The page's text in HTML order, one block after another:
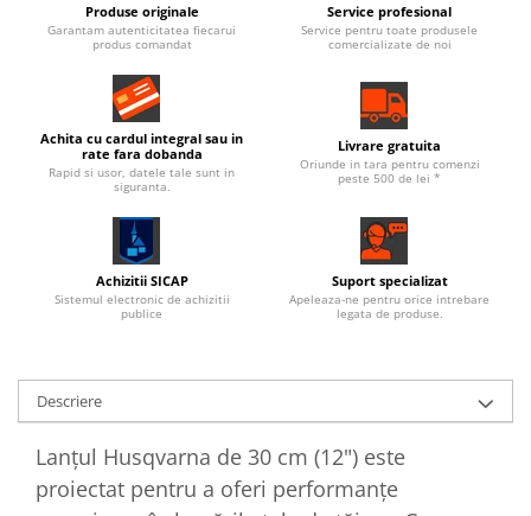
Produse originale
Garantam autenticitatea fiecarui
produs comandat
Service profesional
Service pentru toate produsele
comercializate de noi
Achita cu cardul integral sau in
rate fara dobanda
Rapid si usor, datele tale sunt in
siguranta.
Livrare gratuita
Oriunde in tara pentru comenzi
peste 500 de lei *
Achizitii SICAP
Sistemul electronic de achizitii
publice
Suport specializat
Apeleaza-ne pentru orice intrebare
legata de produse.
Descriere
Lanțul Husqvarna de 30 cm (12") este
proiectat pentru a oferi performanțe